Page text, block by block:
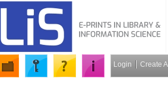
Login Create